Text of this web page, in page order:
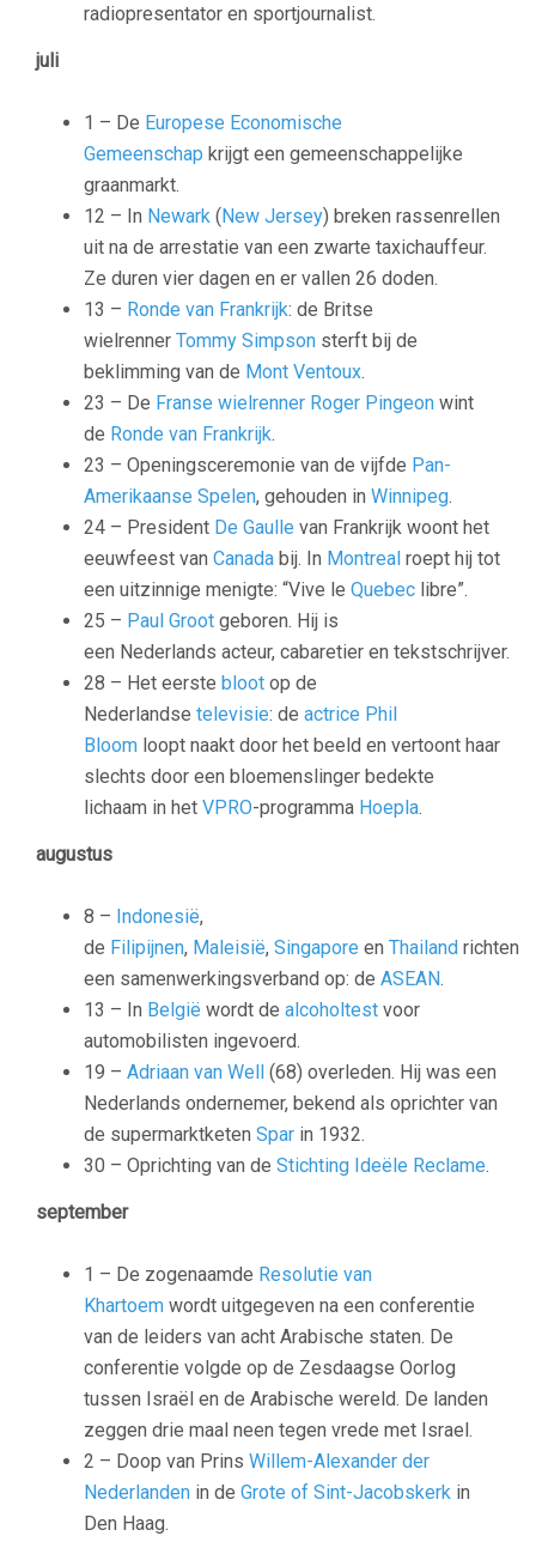
radiopresentator en sportjournalist.
juli
1 – De Europese Economische
Gemeenschap krijgt een gemeenschappelijke
graanmarkt.
12 – In Newark (New Jersey) breken rassenrellen
uit na de arrestatie van een zwarte taxichauffeur.
Ze duren vier dagen en er vallen 26 doden.
13 – Ronde van Frankrijk: de Britse
wielrenner Tommy Simpson sterft bij de
beklimming van de Mont Ventoux.
23 – De Franse wielrenner Roger Pingeon wint
de Ronde van Frankrijk.
23 – Openingsceremonie van de vijfde Pan-
Amerikaanse Spelen, gehouden in Winnipeg.
24 – President De Gaulle van Frankrijk woont het
eeuwfeest van Canada bij. In Montreal roept hij tot
een uitzinnige menigte: “Vive le Quebec libre”.
25 – Paul Groot geboren. Hij is
een Nederlands acteur, cabaretier en tekstschrijver.
28 – Het eerste bloot op de
Nederlandse televisie: de actrice Phil
Bloom loopt naakt door het beeld en vertoont haar
slechts door een bloemenslinger bedekte
lichaam in het VPRO-programma Hoepla.
augustus
8 – Indonesië,
de Filipijnen, Maleisië, Singapore en Thailand richten
een samenwerkingsverband op: de ASEAN.
13 – In België wordt de alcoholtest voor
automobilisten ingevoerd.
19 – Adriaan van Well (68) overleden. Hij was een
Nederlands ondernemer, bekend als oprichter van
de supermarktketen Spar in 1932.
30 – Oprichting van de Stichting Ideële Reclame.
september
1 – De zogenaamde Resolutie van
Khartoem wordt uitgegeven na een conferentie
van de leiders van acht Arabische staten. De
conferentie volgde op de Zesdaagse Oorlog
tussen Israël en de Arabische wereld. De landen
zeggen drie maal neen tegen vrede met Israel.
2 – Doop van Prins Willem-Alexander der
Nederlanden in de Grote of Sint-Jacobskerk in
Den Haag.